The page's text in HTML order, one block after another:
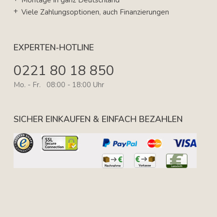
Viele Zahlungsoptionen, auch Finanzierungen
EXPERTEN-HOTLINE
0221 80 18 850
Mo. - Fr. 08:00 - 18:00 Uhr
SICHER EINKAUFEN & EINFACH BEZAHLEN